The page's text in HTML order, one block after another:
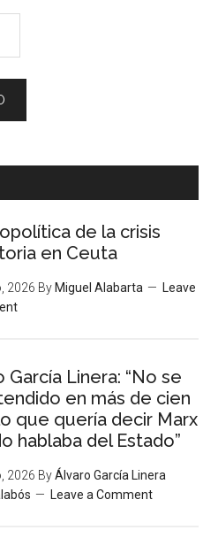
de la crisis
en Ceuta
2026 By Miguel Alabarta
Leave
García Linera: “No se
en más de cien
que quería decir Marx
hablaba del Estado”
2026 ByÁlvaro García Linera
Leave a Comment